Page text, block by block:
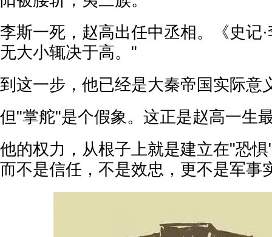
李斯一死，赵高出任中丞相。《史记
无大小辄决于高。"
到这一步，他已经是大秦帝国实际意
但"掌舵"是个假象。这正是赵高一生
他的权力，从根子上就是建立在"恐
而不是信任，不是效忠，更不是军事